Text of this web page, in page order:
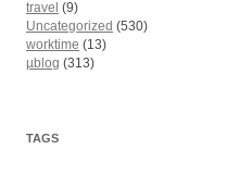
travel (9)
Uncategorized (530)
worktime (13)
µblog (313)
TAGS